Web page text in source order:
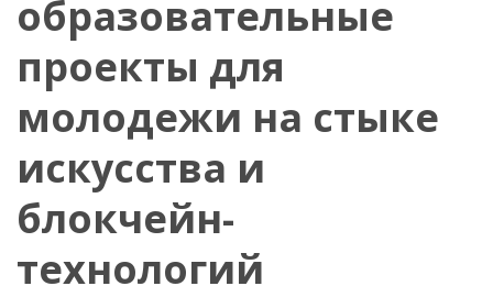
образовательные
проекты для
молодежи на стыке
искусства и
блокчейн-
технологий